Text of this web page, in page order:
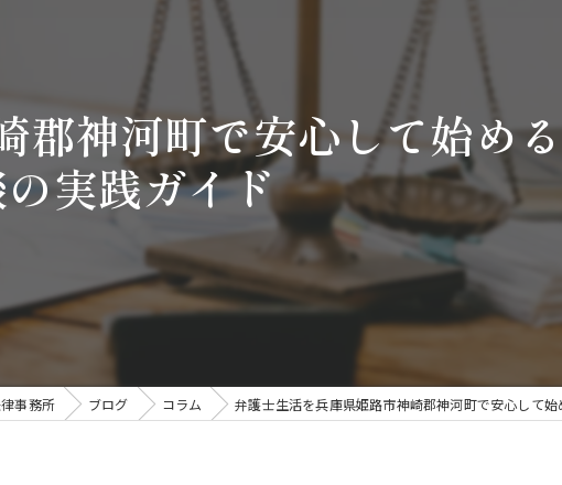
無料相
郡神河町で安心して始め
実践ガイド
事務所 ブログ コラム 弁護士生活を兵庫県姫路市神崎郡神河町で安心して